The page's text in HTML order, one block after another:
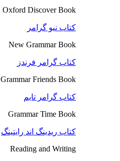
Oxford Discover Book
کتاب نیو گرامر
New Grammar Book
کتاب گرامر فرندز
Grammar Friends Book
کتاب گرامر تایم
Grammar Time Book
کتاب ریدینگ اند رایتینگ
Reading and Writing